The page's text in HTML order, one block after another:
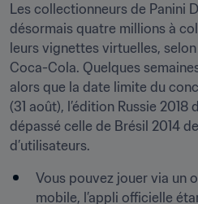
Les collectionneurs de Panini
désormais quatre millions à
leurs vignettes virtuelles,
Coca-Cola. Quelques
alors que la date limite du
(31 août), l’édition Russie 2018
dépassé celle de Brésil 2014
d’utilisateurs.
Vous pouvez jouer via un
mobile, l’appli officielle